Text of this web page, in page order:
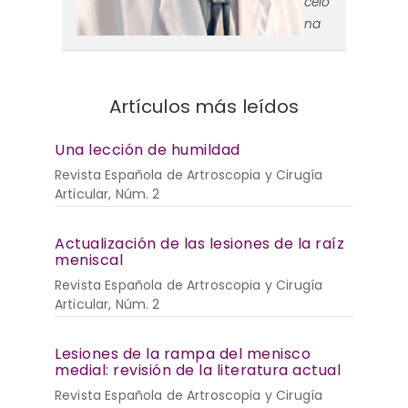
na
Artículos más leídos
Una lección de humildad
Revista Española de Artroscopia y Cirugía
Articular, Núm. 2
Actualización de las lesiones de la raíz
meniscal
Revista Española de Artroscopia y Cirugía
Articular, Núm. 2
Lesiones de la rampa del menisco
medial: revisión de la literatura actual
Revista Española de Artroscopia y Cirugía